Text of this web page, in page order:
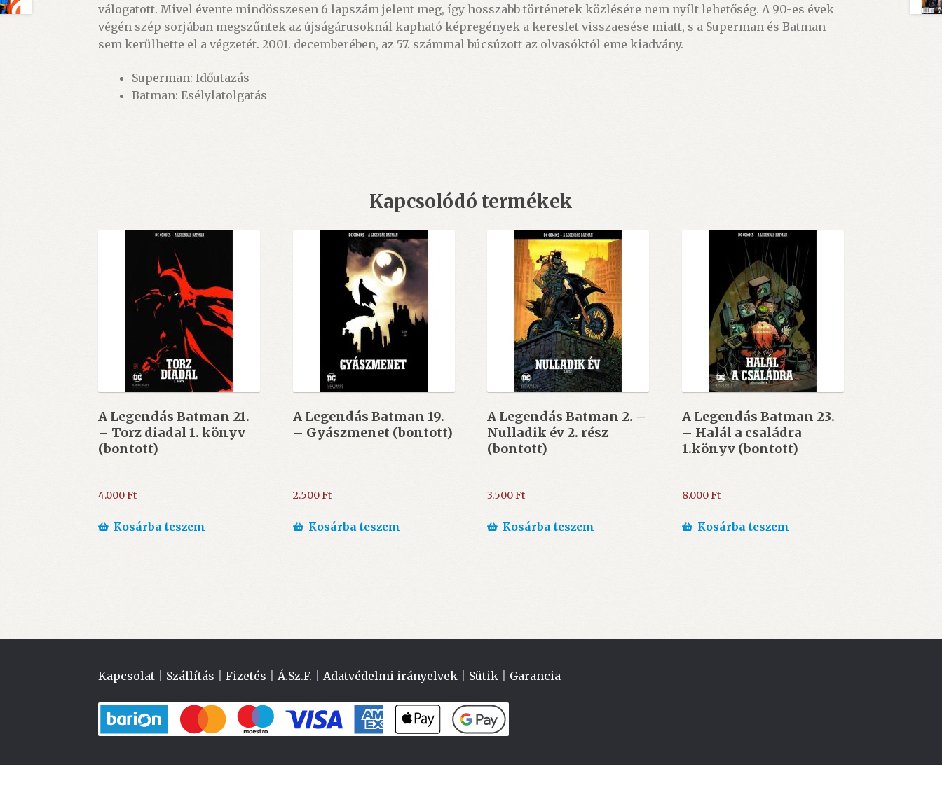
válogatott. Mivel évente mindösszesen 6 lapszám jelent meg, így hosszabb történetek közlésére nem nyílt lehetőség. A 90-es évek
végén szép sorjában megszűntek az újságárusoknál kapható képregények a kereslet visszaesése miatt, s a Superman és Batman
sem kerülhette el a végzetét. 2001. decemberében, az 57. számmal búcsúzott az olvasóktól eme kiadvány.
Superman: Időutazás
Batman: Esélylatolgatás
Kapcsolódó termékek
A Legendás Batman 21.
– Torz diadal 1. könyv
(bontott)
4.000Ft
Kosárba teszem
A Legendás Batman 19.
– Gyászmenet (bontott)
2.500Ft
Kosárba teszem
A Legendás Batman 2. –
Nulladik év 2. rész
(bontott)
3.500Ft
Kosárba teszem
A Legendás Batman 23.
– Halál a családra
1.könyv (bontott)
8.000Ft
Kosárba teszem
Kapcsolat Szállítás |Fizetés |Á.Sz.F. |Adatvédelmi irányelvek Sütik Garancia